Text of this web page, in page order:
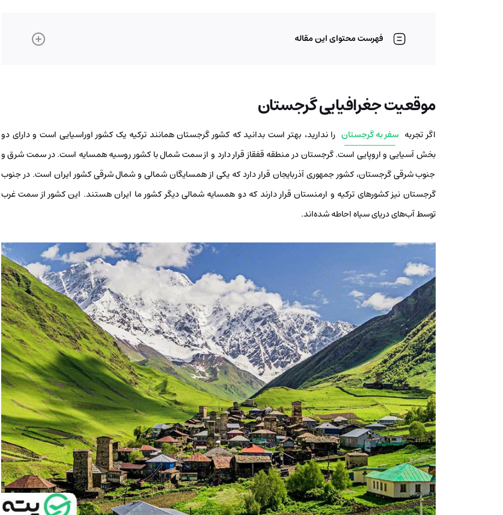
فهرست محتوای این مقاله
موقعیت جغرافیایی گرجستان
اگر تجربه سفر به گرجستان را ندارید، بهتر است بدانید که کشور گرجستان همانند ترکیه یک کشور اوراسیایی است و دارای دو
بخش آسیایی و اروپایی است. گرجستان در منطقه قفقاز قرار دارد و از سمت شمال با کشور روسیه همسایه است. در سمت شرق و
جنوب شرقی گرجستان، کشور جمهوری آذربایجان قرار دارد که یکی از همسایگان شمالی و شمال شرقی کشور ایران است. در جنوب
گرجستان نیز کشورهای ترکیه و ارمنستان قرار دارند که دو همسایه شمالی دیگر کشور ما ایران هستند. این کشور از سمت غرب
توسط آب‌های دریای سیاه احاطه شده‌اند.